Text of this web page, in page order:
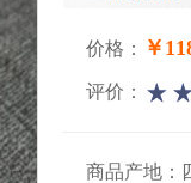
价格： ￥
评价：
商品产地：